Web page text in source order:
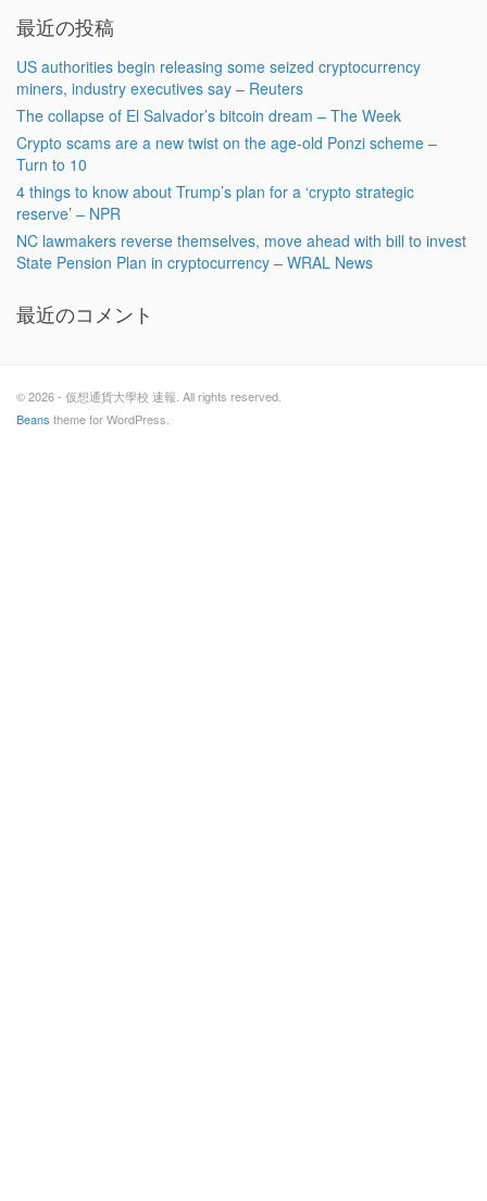
最近の投稿
US authorities begin releasing some seized cryptocurrency
miners, industry executives say – Reuters
The collapse of El Salvador’s bitcoin dream – The Week
Crypto scams are a new twist on the age-old Ponzi scheme –
Turn to 10
4 things to know about Trump’s plan for a ‘crypto strategic
reserve’ – NPR
NC lawmakers reverse themselves, move ahead with bill to invest
State Pension Plan in cryptocurrency – WRAL News
最近のコメント
© 2026 - 仮想通貨大學校 速報. All rights reserved.
Beans theme for WordPress.